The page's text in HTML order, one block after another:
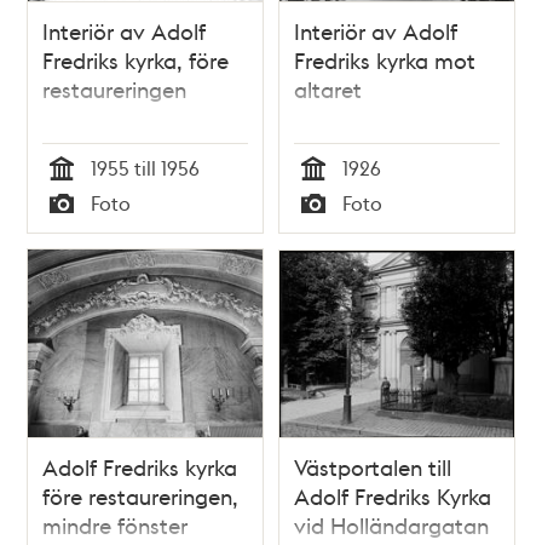
Interiör av Adolf
Fredriks kyrka, före
restaureringen
Tid
1955 till 1956
Typ
Foto
Interiör av Adolf
Fredriks kyrka mot
altaret
Tid
1926
Typ
Foto
Adolf Fredriks kyrka
före restaureringen,
mindre fönster
Västportalen till
Adolf Fredriks Kyrka
vid Holländargatan